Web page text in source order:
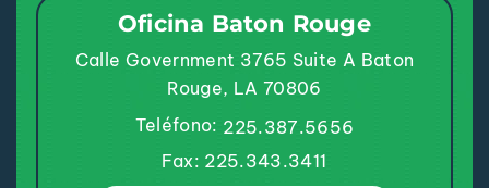
Oficina Baton Rouge
Calle Government 3765 Suite A Baton
Rouge, LA 70806
Teléfono: 225.387.5656
Fax: 225.343.3411